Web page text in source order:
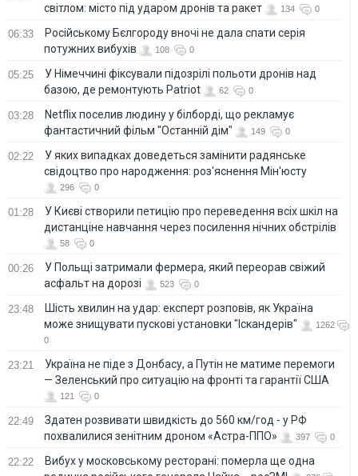
світлом: місто під ударом дронів та ракет
134 0
06:33
Російському Бєлгороду вночі не дала спати серія
потужних вибухів
108 0
05:25
У Німеччині фіксували підозрілі польоти дронів над
базою, де ремонтують Patriot
62 0
03:28
Netflix поселив людину у білборді, що рекламує
фантастичний фільм "Останній дім"
149 0
02:22
У яких випадках доведеться замінити радянське
свідоцтво про народження: роз'яснення Мін'юсту
296 0
01:28
У Києві створили петицію про переведення всіх шкіл на
дистанціне навчання через посилення нічних обстрілів
58 0
00:26
У Польщі затримали фермера, який переорав свіжий
асфальт на дорозі
523 0
23:48
Шість хвилин на удар: експерт розповів, як Україна
може знищувати пускові установки "Іскандерів"
1262
0
23:21
Україна не піде з Донбасу, а Путін не матиме перемоги
— Зеленський про ситуацію на фронті та гарантії США
121 0
22:49
Здатен розвивати швидкість до 560 км/год - у РФ
похвалилися зенітним дроном «Астра-ППО»
397 0
22:22
Вибух у московському ресторані: померла ще одна